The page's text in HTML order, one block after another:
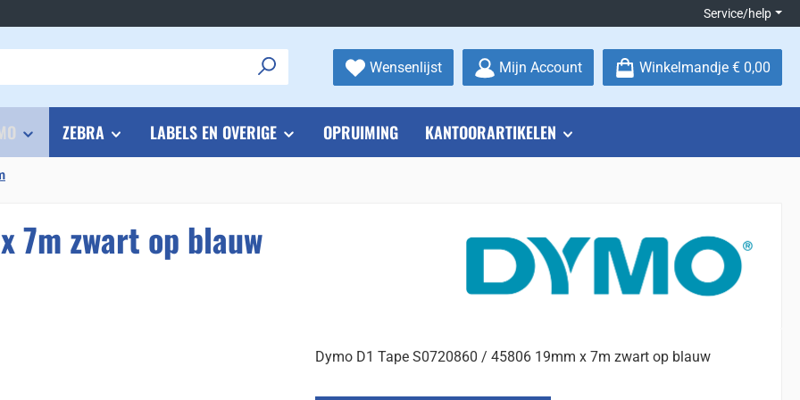
Service/help
WensenlijstJe hebt 0 items op je verlanglijstje
Mijn Account Winkelmandje € 0,00
ZEBRA LABELS EN OVERIGE OPRUIMING KANTOORARTIKELEN
7m zwart op blauw
Dymo D1 Tape S0720860 / 45806 19mm x 7m zwart op blauw